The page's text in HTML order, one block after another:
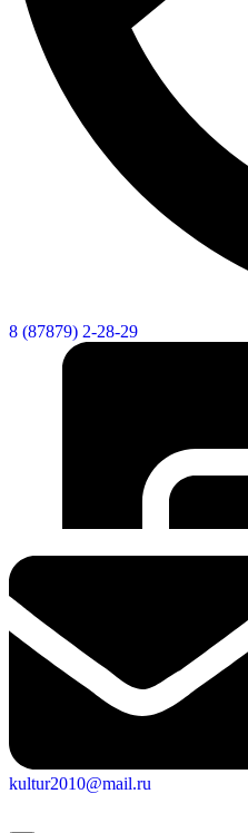
Газета "Минги Тау"
Виртуальная
Культурный
8 (87879) 2-28-29
kultur2010@mail.ru